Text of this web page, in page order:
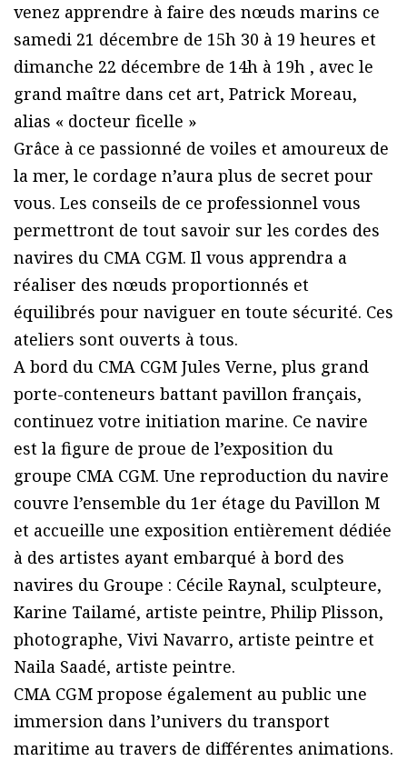
venez apprendre à faire des nœuds marins ce
samedi 21 décembre de 15h 30 à 19 heures et
dimanche 22 décembre de 14h à 19h , avec le
grand maître dans cet art, Patrick Moreau,
alias « docteur ficelle »
Grâce à ce passionné de voiles et amoureux de
la mer, le cordage n’aura plus de secret pour
vous. Les conseils de ce professionnel vous
permettront de tout savoir sur les cordes des
navires du CMA CGM. Il vous apprendra a
réaliser des nœuds proportionnés et
équilibrés pour naviguer en toute sécurité. Ces
ateliers sont ouverts à tous.
A bord du CMA CGM Jules Verne, plus grand
porte-conteneurs battant pavillon français,
continuez votre initiation marine. Ce navire
est la figure de proue de l’exposition du
groupe CMA CGM. Une reproduction du navire
couvre l’ensemble du 1er étage du Pavillon M
et accueille une exposition entièrement dédiée
à des artistes ayant embarqué à bord des
navires du Groupe : Cécile Raynal, sculpteure,
Karine Tailamé, artiste peintre, Philip Plisson,
photographe, Vivi Navarro, artiste peintre et
Naila Saadé, artiste peintre.
CMA CGM propose également au public une
immersion dans l’univers du transport
maritime au travers de différentes animations.